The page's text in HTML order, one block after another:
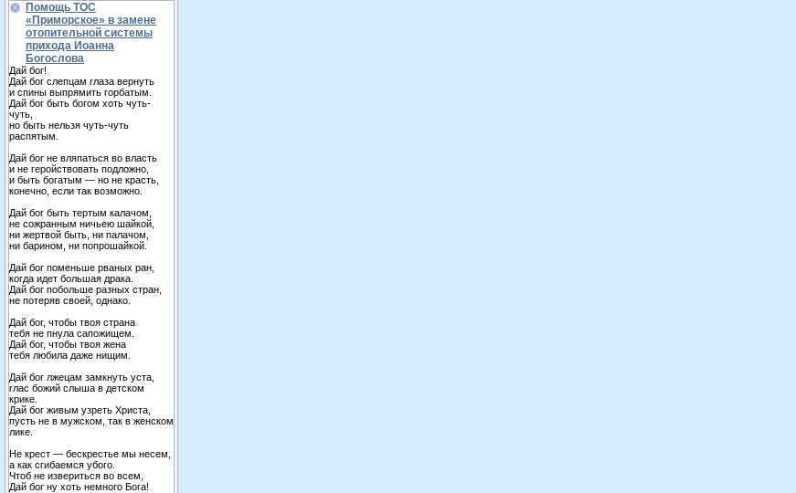
Помощь ТОС
«Приморское» в замене
отопительной системы
прихода Иоанна
Богослова
Дай бог!
Дай бог слепцам глаза вернуть
и спины выпрямить горбатым.
Дай бог быть богом хоть чуть-
чуть,
но быть нельзя чуть-чуть
распятым.
Дай бог не вляпаться во власть
и не геройствовать подложно,
и быть богатым — но не красть,
конечно, если так возможно.
Дай бог быть тертым калачом,
не сожранным ничьею шайкой,
ни жертвой быть, ни палачом,
ни барином, ни попрошайкой.
Дай бог поменьше рваных ран,
когда идет большая драка.
Дай бог побольше разных стран,
не потеряв своей, однако.
Дай бог, чтобы твоя страна
тебя не пнула сапожищем.
Дай бог, чтобы твоя жена
тебя любила даже нищим.
Дай бог лжецам замкнуть уста,
глас божий слыша в детском
крике.
Дай бог живым узреть Христа,
пусть не в мужском, так в женском
лике.
Не крест — бескрестье мы несем,
а как сгибаемся убого.
Чтоб не извериться во всем,
Дай бог ну хоть немного Бога!